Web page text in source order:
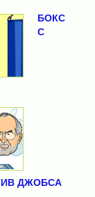
БОКС
С
ДЖОБСА